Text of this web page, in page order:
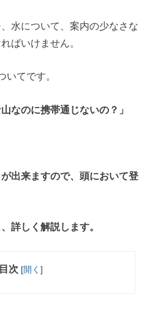
水について、案内の少なさな
ばいけません。
いてです。
なのに携帯通じないの？」
出来ますので、頭において登
詳しく解説します。
目次 [開く ]